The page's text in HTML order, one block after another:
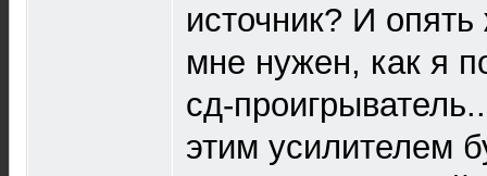
источник? И
мне нужен, как я
сд-
этим усилителем